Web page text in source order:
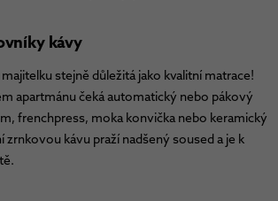
kávy
stejně důležitá jako kvalitní matrace!
apartmánu čeká automatický nebo pákový
frenchpress, moka konvička nebo keramický
zrnkovou kávu praží nadšený soused a je k